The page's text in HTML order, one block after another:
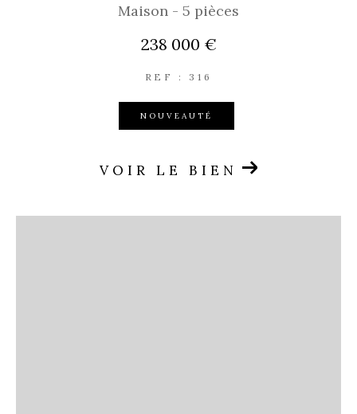
Maison - 5 pièces
238 000 €
REF : 316
NOUVEAUTÉ
VOIR LE BIEN